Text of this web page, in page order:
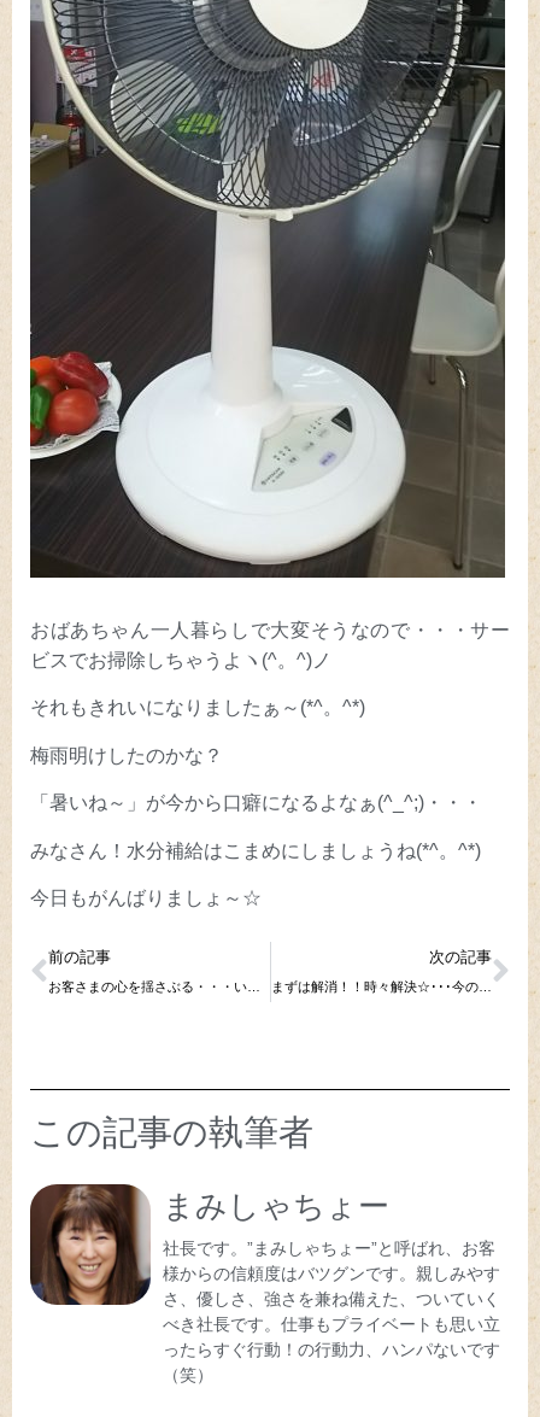
おばあちゃん一人暮らしで大変そうなので・・・サー
ビスでお掃除しちゃうよヽ(^。^)ノ
それもきれいになりましたぁ～(*^。^*)
梅雨明けしたのかな？
「暑いね～」が今から口癖になるよなぁ(^_^;)・・・
みなさん！水分補給はこまめにしましょうね(*^。^*)
今日もがんばりましょ～☆
前の記事 次の記事
まずは解消！！時々解決☆･･･今の時期はそれもありなんです(*^。^*)
この記事の執筆者
まみしゃちょー
社長です。”まみしゃちょー”と呼ばれ、お客
様からの信頼度はバツグンです。親しみやす
さ、優しさ、強さを兼ね備えた、ついていく
べき社長です。仕事もプライベートも思い立
ったらすぐ行動！の行動力、ハンパないです
（笑）